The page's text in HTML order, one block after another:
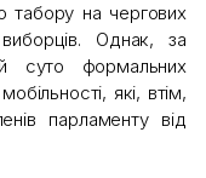
табору на чергових
Однак, за
суто формальних
які, втім,
парламенту від